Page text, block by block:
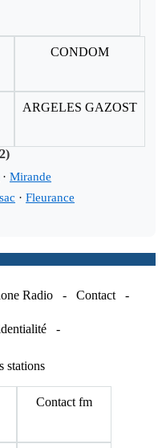
CONDOM
ARGELES GAZOST
· Mirande
· Fleurance
Radio - Contact -
-
stations
Contact fm